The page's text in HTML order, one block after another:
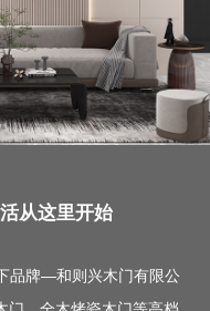
从这里开始
品牌—和则兴木门有限公